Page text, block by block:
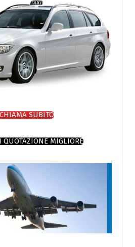
CHIAMA SUBITO
QUOTAZIONE MIGLIORE